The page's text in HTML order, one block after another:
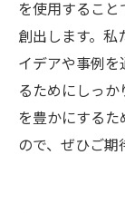
を使用するこ
創出します。
イデアや事例
るためにしっ
を豊かにする
ので、ぜひご期